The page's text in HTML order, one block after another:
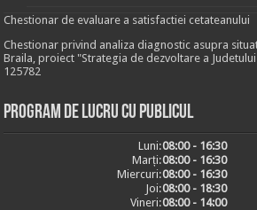
Chestionar de evaluare a satisfactiei cetateanului
Chestionar privind analiza diagnostic asupra
Braila, proiect "Strategia de dezvoltare a
125782
Program de lucru cu publicul
Luni:08:00 - 16:30
Marți:08:00 - 16:30
Miercuri:08:00 - 16:30
Joi:08:00 - 18:30
Vineri:08:00 - 14:00